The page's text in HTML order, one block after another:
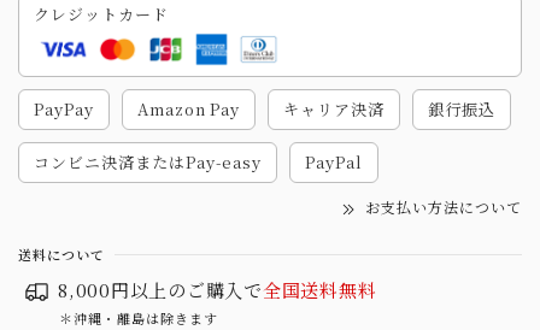
クレジットカード
PayPay Amazon Pay キャリア決済 銀行振込
コンビニ決済またはPay-easy PayPal
お支払い方法について
送料について
8,000円以上のご購入で全国送料無料
＊沖縄・離島は除きます